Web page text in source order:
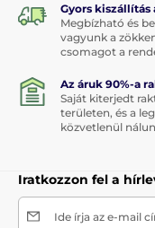
Gyors kiszállítás
Megbízható és
vagyunk a
csomagot a
Az áruk 90%-a
Saját kiterjedt
területen, és a
közvetlenül
Iratkozzon fel a
Ide írja az e-mail